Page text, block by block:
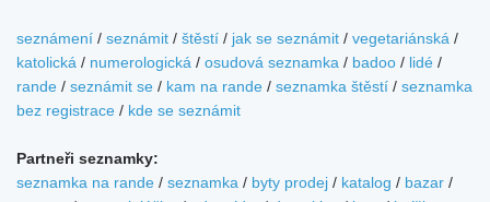
seznámení / seznámit / štěstí / jak se seznámit / vegetariánská /
katolická / numerologická / osudová seznamka / badoo / lidé /
rande / seznámit se / kam na rande / seznamka štěstí / seznamka
bez registrace / kde se seznámit
Partneři seznamky:
seznamka na rande / seznamka / byty prodej / katalog / bazar /